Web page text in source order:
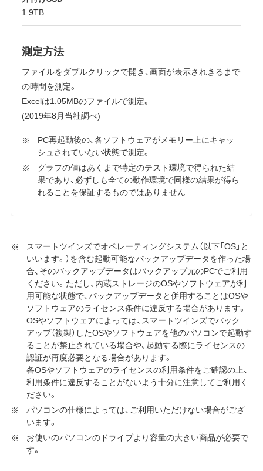
1.9TB
測定方法
ファイルをダブルクリックで開き、画面が表示されきるまで
の時間を測定。
Excelは1.05MBのファイルで測定。
(2019年8月当社調べ)
PC再起動後の、各ソフトウェアがメモリー上にキャッ
シュされていない状態で測定。
グラフの値はあくまで特定のテスト環境で得られた結
果であり、必ずしも全ての動作環境で同様の結果が得ら
れることを保証するものではありません
スマートツインズでオペレーティングシステム（以下「OS」と
いいます。）を含む起動可能なバックアップデータを作った場
合、そのバックアップデータはバックアップ元のPCでご利用
ください。ただし、内蔵ストレージのOSやソフトウェアが利
用可能な状態で、バックアップデータと併用することはOSや
ソフトウェアのライセンス条件に違反する場合があります。
OSやソフトウェアによっては、スマートツインズでバック
アップ（複製）したOSやソフトウェアを他のパソコンで起動す
ることが禁止されている場合や、起動する際にライセンスの
認証が再度必要となる場合があります。
各OSやソフトウェアのライセンスの利用条件をご確認の上、
利用条件に違反することがないよう十分に注意してご利用く
ださい。
パソコンの仕様によっては、ご利用いただけない場合がござ
います。
お使いのパソコンのドライブより容量の大きい商品が必要で
す。